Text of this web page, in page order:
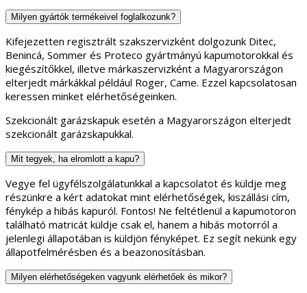
Milyen gyártók termékeivel foglalkozunk?
Kifejezetten regisztrált szakszervizként dolgozunk Ditec,
Benincá, Sommer és Proteco gyártmányú kapumotorokkal és
kiegészítőkkel, illetve márkaszervizként a Magyarországon
elterjedt márkákkal például Roger, Came. Ezzel kapcsolatosan
keressen minket elérhetőségeinken.
Szekcionált garázskapuk esetén a Magyarországon elterjedt
szekcionált garázskapukkal.
Mit tegyek, ha elromlott a kapu?
Vegye fel ügyfélszolgálatunkkal a kapcsolatot és küldje meg
részünkre a kért adatokat mint elérhetőségek, kiszállási cím,
fénykép a hibás kapuról. Fontos! Ne feltétlenül a kapumotoron
található matricát küldje csak el, hanem a hibás motorról a
jelenlegi állapotában is küldjön fényképet. Ez segít nekünk egy
állapotfelmérésben és a beazonosításban.
Milyen elérhetőségeken vagyunk elérhetőek és mikor?